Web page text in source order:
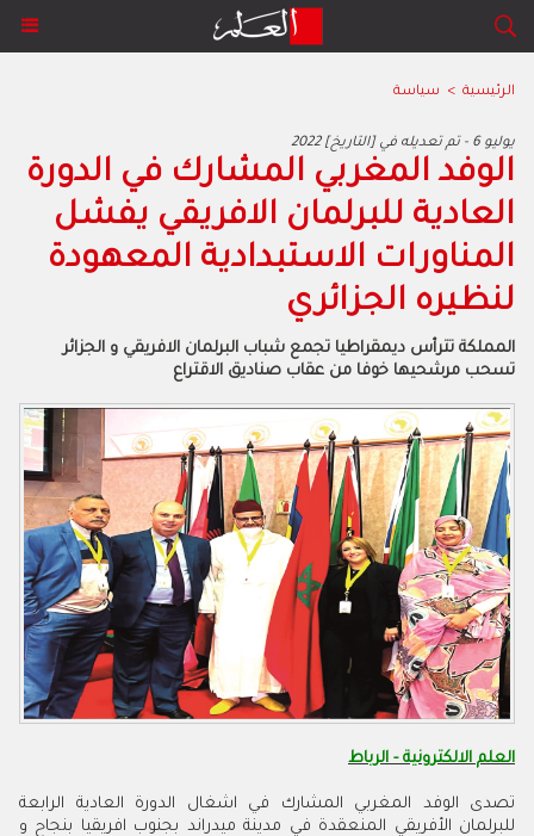
الرئيسية > سياسة
2022 يوليو 6 - تم تعديله في [التاريخ]
الوفد المغربي المشارك في الدورة
العادية للبرلمان الافريقي يفشل
المناورات الاستبدادية المعهودة
لنظيره الجزائري
المملكة تترأس ديمقراطيا تجمع شباب البرلمان الافريقي و الجزائر
تسحب مرشحيها خوفا من عقاب صناديق الاقتراع
العلم الالكترونية - الرباط
تصدى الوفد المغربي المشارك في اشغال الدورة العادية الرابعة
للبرلمان الأفريقي المنعقدة في مدينة ميدراند بجنوب افريقيا بنجاح و